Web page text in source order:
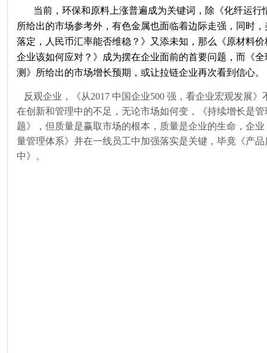
当前，环保和原料上涨普遍成为关键词，除《化纤运行
所给出的市场参考外，有色金属也面临着边际走强，同时
落定，人民币汇率能否维稳？》又添未知，那么《原材料
企业该如何应对？》成为摆在企业面前的首要问题，而《
测》所给出的市场增长预期，或让拉链企业再次看到信心。
反观企业，《从2017 中国企业500 强，看企业宏观发展》
在创新和管理中的不足，无论市场如何变，《持续增长是
题》，但质量是赢取市场的根本，质量是企业的生命，企
量管理体系》并在一线员工中加强落实是关键，毕竟《产
中》。